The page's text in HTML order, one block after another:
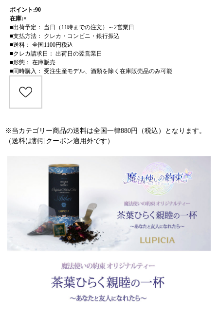
ポイント:90
在庫:×
■出荷予定： 当日（11時までの注文）～2営業日
■支払方法： クレカ・コンビニ・銀行振込
■送料： 全国1100円税込
■クレカ請求日： 出荷日の翌営業日
■形態： 在庫販売
■同時購入： 受注生産モデル、酒類を除く在庫販売品のみ可能
※当カテゴリー商品の送料は全国一律880円（税込）となります。
（送料は割引クーポン適用外です）